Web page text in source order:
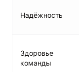
Надёжность
Здоровье
команды